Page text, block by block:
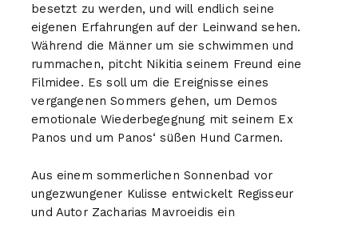
besetzt zu werden, und will endlich seine
eigenen Erfahrungen auf der Leinwand sehen.
Während die Männer um sie schwimmen und
rummachen, pitcht Nikitia seinem Freund eine
Filmidee. Es soll um die Ereignisse eines
vergangenen Sommers gehen, um Demos
emotionale Wiederbegegnung mit seinem Ex
Panos und um Panos‘ süßen Hund Carmen.
Aus einem sommerlichen Sonnenbad vor
ungezwungener Kulisse entwickelt Regisseur
und Autor Zacharias Mavroeidis ein